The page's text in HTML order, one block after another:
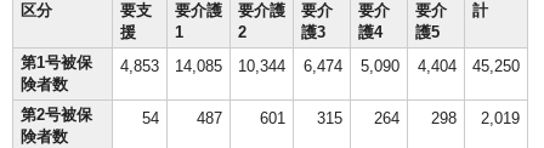
区分
要支
援
要介護
1
要介護
2
要介
護3
要介
護4
要介
護5
計
第1号被保
険者数
4,853 14,085 10,344 6,474 5,090 4,404 45,250
第2号被保
険者数
54 487 601 315 264 298 2,019